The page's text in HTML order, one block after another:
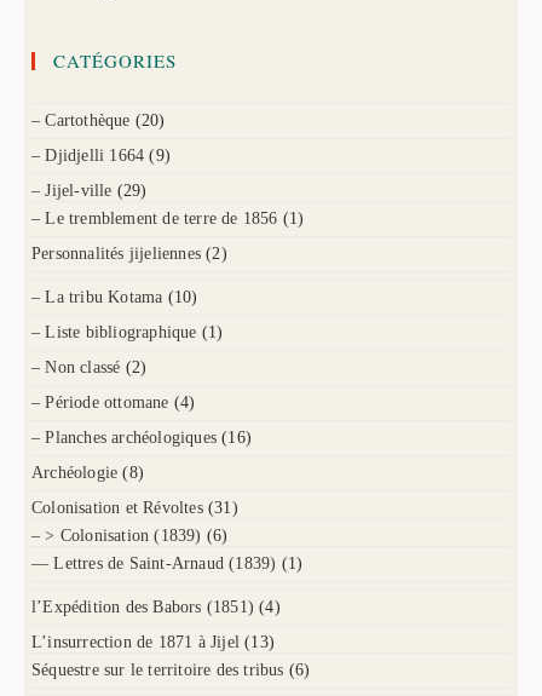
CATÉGORIES
– Cartothèque (20)
– Djidjelli 1664 (9)
– Jijel-ville (29)
– Le tremblement de terre de 1856 (1)
Personnalités jijeliennes (2)
– La tribu Kotama (10)
– Liste bibliographique (1)
– Non classé (2)
– Période ottomane (4)
– Planches archéologiques (16)
Archéologie (8)
Colonisation et Révoltes (31)
– > Colonisation (1839) (6)
— Lettres de Saint-Arnaud (1839) (1)
l’Expédition des Babors (1851) (4)
L’insurrection de 1871 à Jijel (13)
Séquestre sur le territoire des tribus (6)